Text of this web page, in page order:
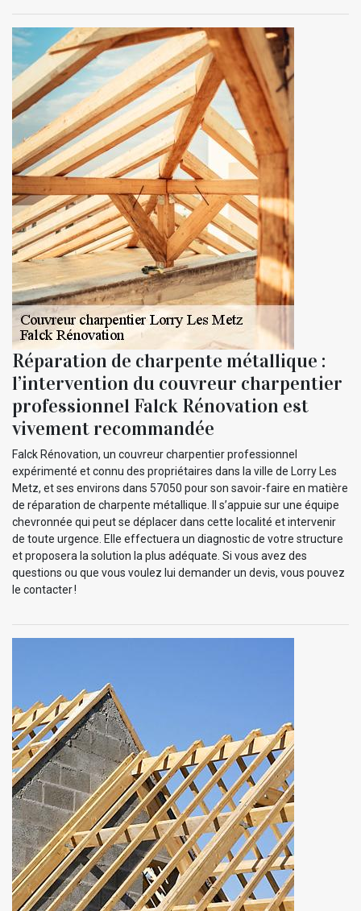
Réparation de charpente métallique :
l’intervention du couvreur charpentier
professionnel Falck Rénovation est
vivement recommandée
Falck Rénovation, un couvreur charpentier professionnel
expérimenté et connu des propriétaires dans la ville de Lorry Les
Metz, et ses environs dans 57050 pour son savoir-faire en matière
de réparation de charpente métallique. Il s’appuie sur une équipe
chevronnée qui peut se déplacer dans cette localité et intervenir
de toute urgence. Elle effectuera un diagnostic de votre structure
et proposera la solution la plus adéquate. Si vous avez des
questions ou que vous voulez lui demander un devis, vous pouvez
le contacter !